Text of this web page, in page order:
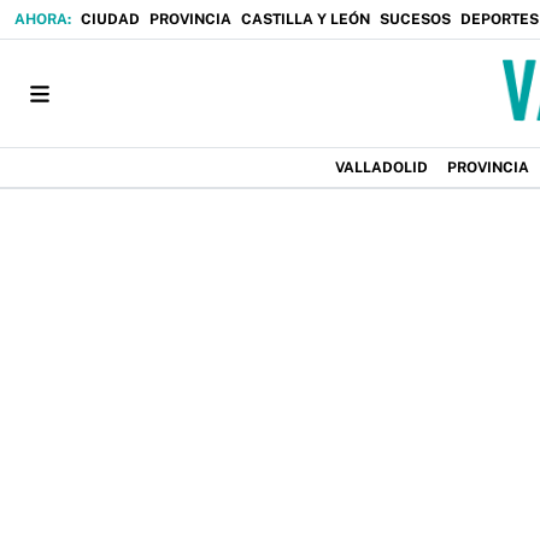
CIUDAD PROVINCIA CASTILLA Y LEÓN SUCESOS DEPORTES
VALLADOLID PROVINCIA